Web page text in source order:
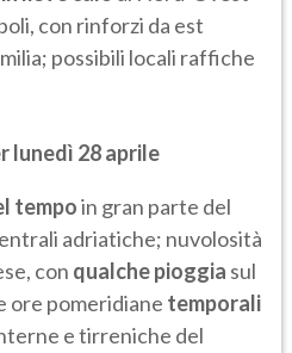
con rinforzi da est
possibili locali raffiche
lunedì 28 aprile
tempoin gran parte del
adriatiche; nuvolosità
con qualche pioggia sul
ore pomeridiane temporali
e tirreniche del